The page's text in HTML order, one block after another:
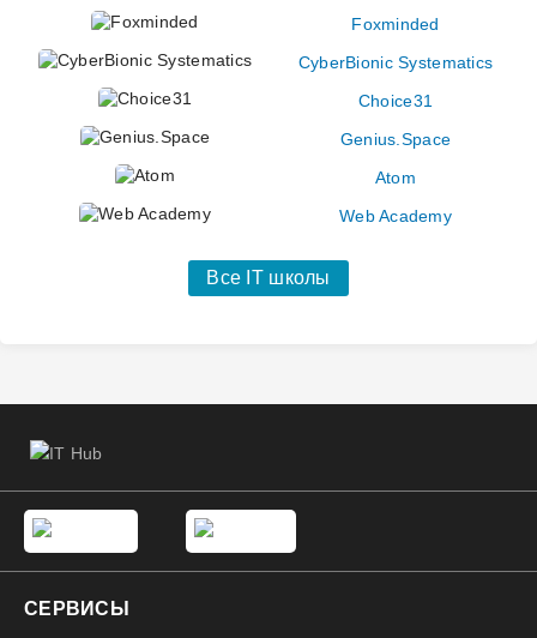
Foxminded
CyberBionic Systematics
Choice31
Genius.Space
Atom
Web Academy
Все IT школы
СЕРВИСЫ